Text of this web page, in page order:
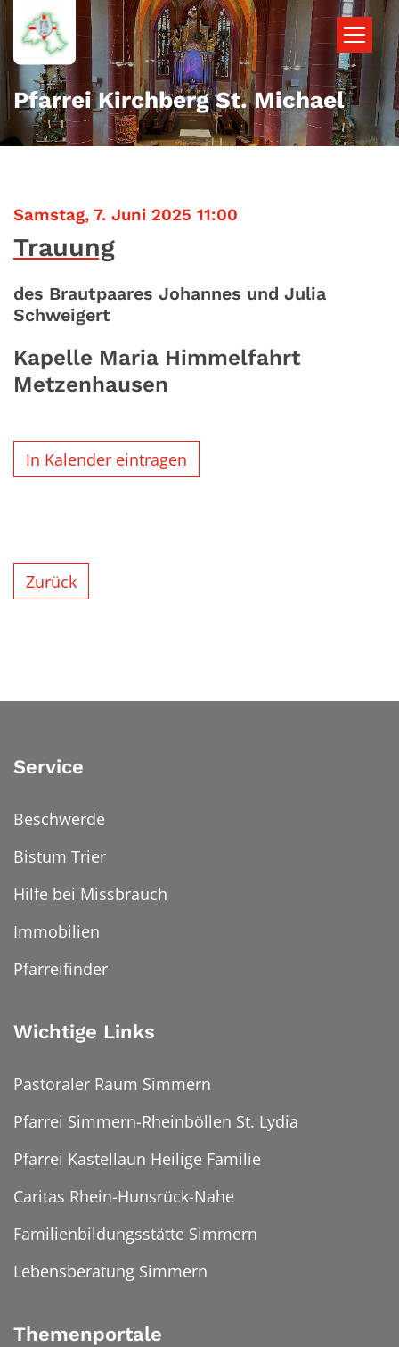
Zum Inhalt springen
Pfarrei Kirchberg St. Michael
Samstag, 7. Juni 2025 11:00
Trauung
des Brautpaares Johannes und Julia
Schweigert
Kapelle Maria Himmelfahrt
Metzenhausen
In Kalender eintragen
Zurück
Service
Beschwerde
Bistum Trier
Hilfe bei Missbrauch
Immobilien
Pfarreifinder
Wichtige Links
Pastoraler Raum Simmern
Pfarrei Simmern-Rheinböllen St. Lydia
Pfarrei Kastellaun Heilige Familie
Caritas Rhein-Hunsrück-Nahe
Familienbildungsstätte Simmern
Lebensberatung Simmern
Themenportale